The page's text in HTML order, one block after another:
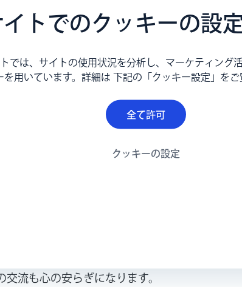
イトでのクッキーの設
では、サイトの使用状況を分析し、マーケティング
を用いています。詳細は 下記の「クッキー設定」をご
全て許可
クッキーの設定
としては手術して長生きしてくれることが望
みました。 しかし、じゅなの笑顔を見ている
断し、葛藤はあったものの、手術を受けるこ
っても本人にとってもさまざまな負担が増え
を送ることになったと思うので、結果的には
情報が何もありませんでした。入院中は医師
族の会」を知りました。当初なかなか入会に
われたのがきっかけで入会しました。入会す
なことを質問すると答えてくれたりしました
など病院では教えてくれることの少ない在宅
などを聞けるのが一番の心の支えになりまし
流も心の安らぎになります。